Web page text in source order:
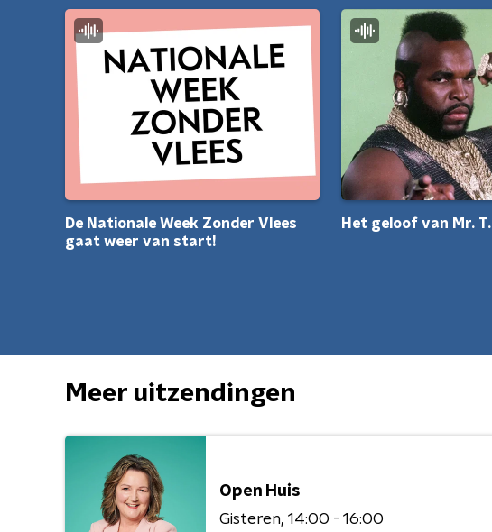
De Nationale Week Zonder Vlees
gaat weer van start!
Het geloof van Mr. T.
Meer uitzendingen
Open Huis
Gisteren 14:00 - 16:00